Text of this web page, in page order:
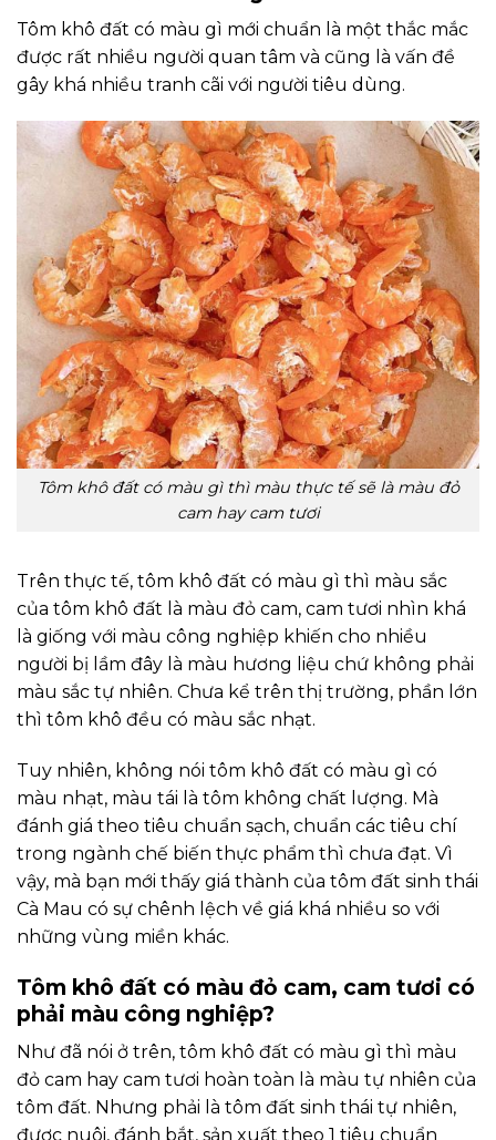
Tôm khô đất có màu gì mới chuẩn là một thắc mắc
được rất nhiều người quan tâm và cũng là vấn đề
gây khá nhiều tranh cãi với người tiêu dùng.
Tôm khô đất có màu gì thì màu thực tế sẽ là màu đỏ
cam hay cam tươi
Trên thực tế, tôm khô đất có màu gì thì màu sắc
của tôm khô đất là màu đỏ cam, cam tươi nhìn khá
là giống với màu công nghiệp khiến cho nhiều
người bị lầm đây là màu hương liệu chứ không phải
màu sắc tự nhiên. Chưa kể trên thị trường, phần lớn
thì tôm khô đều có màu sắc nhạt.
Tuy nhiên, không nói tôm khô đất có màu gì có
màu nhạt, màu tái là tôm không chất lượng. Mà
đánh giá theo tiêu chuẩn sạch, chuẩn các tiêu chí
trong ngành chế biến thực phẩm thì chưa đạt. Vì
vậy, mà bạn mới thấy giá thành của tôm đất sinh thái
Cà Mau có sự chênh lệch về giá khá nhiều so với
những vùng miền khác.
Tôm khô đất có màu đỏ cam, cam tươi có
phải màu công nghiệp?
Như đã nói ở trên, tôm khô đất có màu gì thì màu
đỏ cam hay cam tươi hoàn toàn là màu tự nhiên của
tôm đất. Nhưng phải là tôm đất sinh thái tự nhiên,
được nuôi, đánh bắt, sản xuất theo 1 tiêu chuẩn